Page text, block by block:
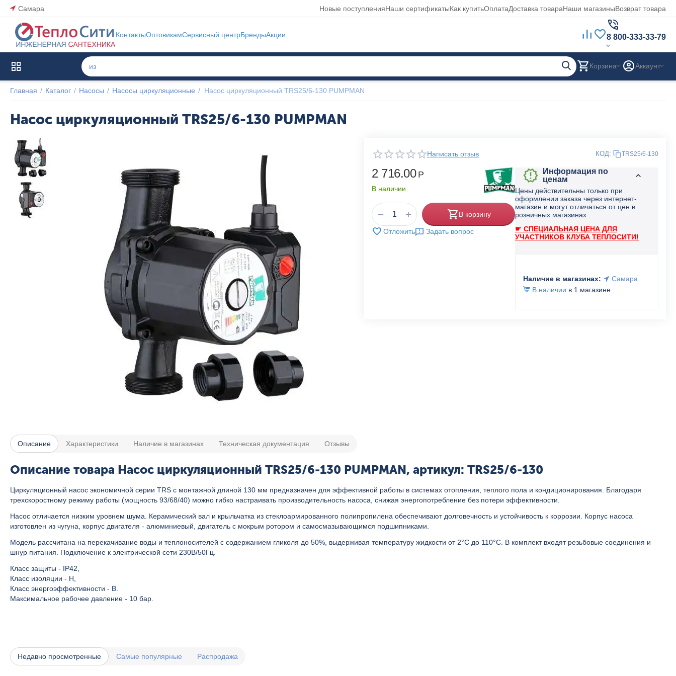
Самара Новые поступленияНаши сертификатыКак купитьОплатаДоставка товараНаши магазиныВозврат товара
КонтактыОптовикамСервисный центрБрендыАкции 8 800-333-33-79
Корзина Аккаунт
Главная / Каталог / Насосы / Насосы циркуляционные / Насос циркуляционный TRS25/6-130 PUMPMAN
Насос циркуляционный TRS25/6-130 PUMPMAN
Написать отзыв КОД: TRS25/6-130
2 716.00 Р
В наличии
+
− В корзину
Отложить Задать вопрос
Информация по
ценам
Цены действительны только при
оформлении заказа через интернет-
магазин и могут отличаться от цен в
розничных магазинах .
☛ СПЕЦИАЛЬНАЯ ЦЕНА ДЛЯ
УЧАСТНИКОВ КЛУБА ТЕПЛОСИТИ!
Наличие в магазинах:
Самара
В наличии в 1 магазине
Описание Характеристики Наличие в магазинах Техническая документация Отзывы
Описание товара Насос циркуляционный TRS25/6-130 PUMPMAN, артикул: TRS25/6-130
Циркуляционный насос экономичной серии TRS с монтажной длиной 130 мм предназначен для эффективной работы в системах отопления, теплого пола и кондиционирования. Благодаря
трехскоростному режиму работы (мощность 93/68/40) можно гибко настраивать производительность насоса, снижая энергопотребление без потери эффективности.
Насос отличается низким уровнем шума. Керамический вал и крыльчатка из стеклоармированного полипропилена обеспечивают долговечность и устойчивость к коррозии. Корпус насоса
изготовлен из чугуна, корпус двигателя - алюминиевый, двигатель с мокрым ротором и самосмазывающимся подшипниками.
Модель рассчитана на перекачивание воды и теплоносителей с содержанием гликоля до 50%, выдерживая температуру жидкости от 2°C до 110°C. В комплект входят резьбовые соединения и
шнур питания. Подключение к электрической сети 230В/50Гц.
Класс защиты - IP42,
Класс изоляции - H,
Класс энергоэффективности - B.
Максимальное рабочее давление - 10 бар.
Недавно просмотренные Самые популярные Распродажа